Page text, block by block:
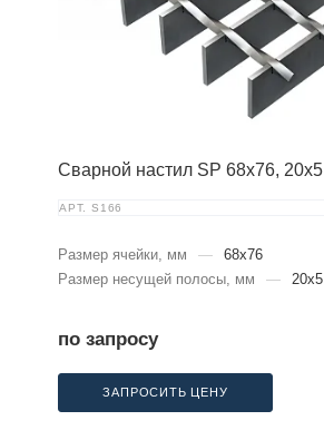
Сварной настил SP 68х76, 20х5
АРТ. S166
Размер ячейки, мм —
68x76
Размер несущей полосы, мм
— 20x5
по запросу
ЗАПРОСИТЬ ЦЕНУ